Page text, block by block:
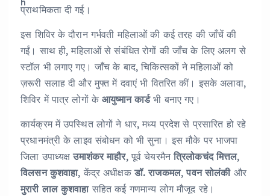
प्राथमिकता दी गई।
इस शिविर के दौरान गर्भवती महिलाओं की कई तरह की जाँचें की
गईं। साथ ही, महिलाओं से संबंधित रोगों की जाँच के लिए अलग से
स्टॉल भी लगाए गए। जाँच के बाद, चिकित्सकों ने महिलाओं को
ज़रूरी सलाह दी और मुफ्त में दवाएं भी वितरित कीं। इसके अलावा,
शिविर में पात्र लोगों केआयुष्मान कार्डभी बनाए गए।
कार्यक्रम में उपस्थित लोगों ने धार, मध्य प्रदेश से प्रसारित हो रहे
प्रधानमंत्री के लाइव संबोधन को भी सुना। इस मौके पर भाजपा
जिला उपाध्यक्षउमाशंकर माहौर, पूर्व चेयरमैनत्रिलोकचंद मित्तल,
विलसन कुशवाहा, केंद्र अधीक्षकडॉ. राजकमल,पवन सोलंकीऔर
मुरारी लाल कुशवाहासहित कई गणमान्य लोग मौजूद रहे।